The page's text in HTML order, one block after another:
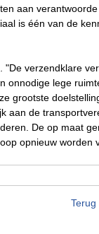
aan
is één van de
"De verzendklare
onnodige lege
grootste
aan de
De op maat
opnieuw